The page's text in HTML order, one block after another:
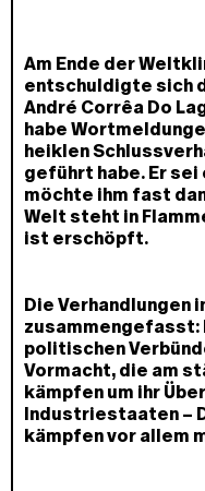
Am Ende der
entschuldigte sich
André Corrêa Do
habe
heiklen
geführt habe. Er sei
möchte ihm fast
Welt steht in
ist erschöpft.
Die Verhandlungen
zusammengefasst:
politischen
Vormacht, die am
kämpfen um ihr
Industriestaaten –
kämpfen vor allem